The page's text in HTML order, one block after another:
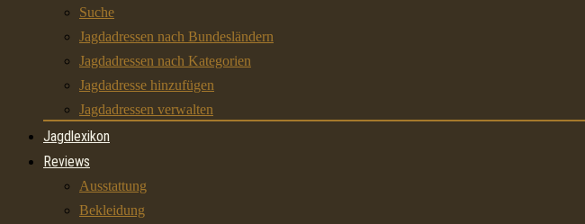
Suche
Jagdadressen nach Bundesländern
Jagdadressen nach Kategorien
Jagdadresse hinzufügen
Jagdadressen verwalten
Jagdlexikon
Reviews
Ausstattung
Bekleidung